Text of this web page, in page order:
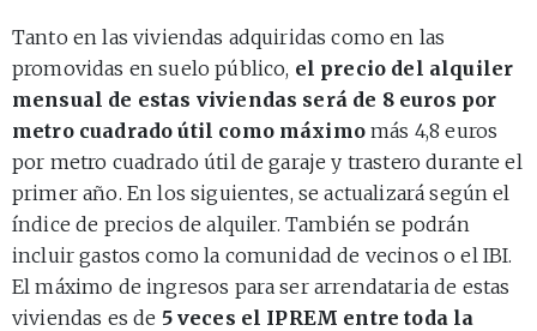
Tanto en las viviendas adquiridas como en las
promovidas en suelo público, el precio del alquiler
mensual de estas viviendas será de 8 euros por
metro cuadrado útil como máximomás 4,8 euros
por metro cuadrado útil de garaje y trastero durante el
primer año. En los siguientes, se actualizará según el
índice de precios de alquiler. También se podrán
incluir gastos como la comunidad de vecinos o el IBI.
El máximo de ingresos para ser arrendataria de estas
viviendas es de 5 veces el IPREM entre toda la